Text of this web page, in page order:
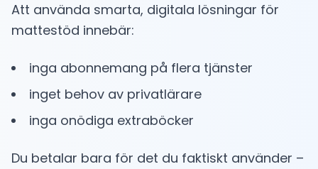
Att använda smarta, digitala lösningar för
mattestöd innebär:
inga abonnemang på flera tjänster
inget behov av privatlärare
inga onödiga extraböcker
Du betalar bara för det du faktiskt använder –